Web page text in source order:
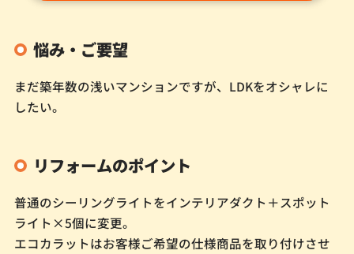
悩み・ご要望
まだ築年数の浅いマンションですが、LDKをオシャレに
したい。
リフォームのポイント
普通のシーリングライトをインテリアダクト＋スポット
ライト×5個に変更。
エコカラットはお客様ご希望の仕様商品を取り付けさせ